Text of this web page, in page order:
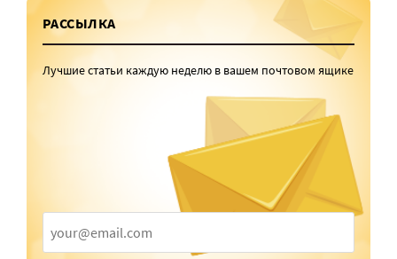
РАССЫЛКА
Лучшие статьи каждую неделю в вашем почтовом ящике